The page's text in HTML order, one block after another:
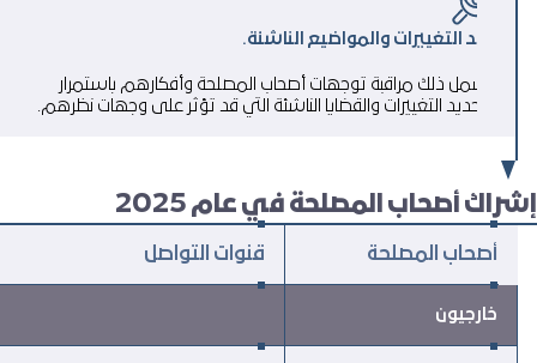
رصد التغييرات والمواضيع الناشئة.
يشمل ذلك مراقبة توجهات أصحاب المصلحة وأفكارهم باستمرار
وتحديد التغييرات والقضايا الناشئة التي قد تؤثر على وجهات نظرهم.
أصحاب المصلحة في عام 2025
أصحاب المصلحة قنوات التواصل
خارجيون